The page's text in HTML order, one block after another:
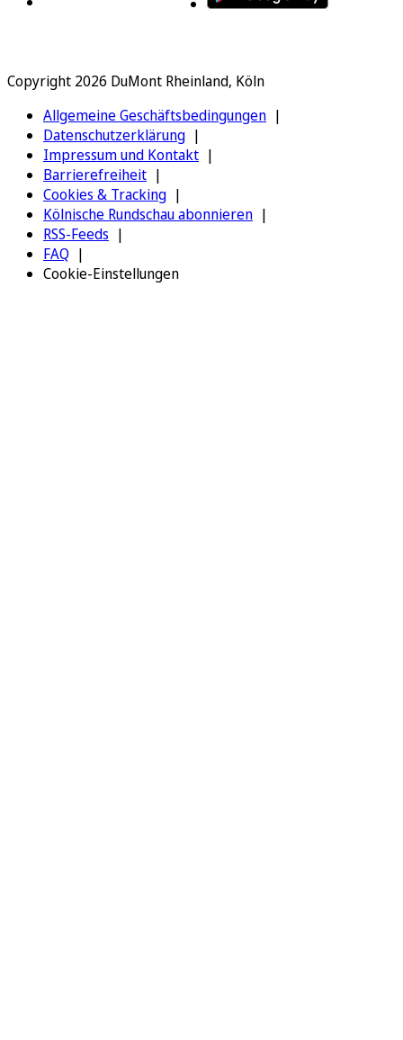
Copyright 2026 DuMont Rheinland, Köln
Allgemeine Geschäftsbedingungen
Datenschutzerklärung
Impressum und Kontakt
Barrierefreiheit
Cookies & Tracking
Kölnische Rundschau abonnieren
RSS-Feeds
FAQ
Cookie-Einstellungen